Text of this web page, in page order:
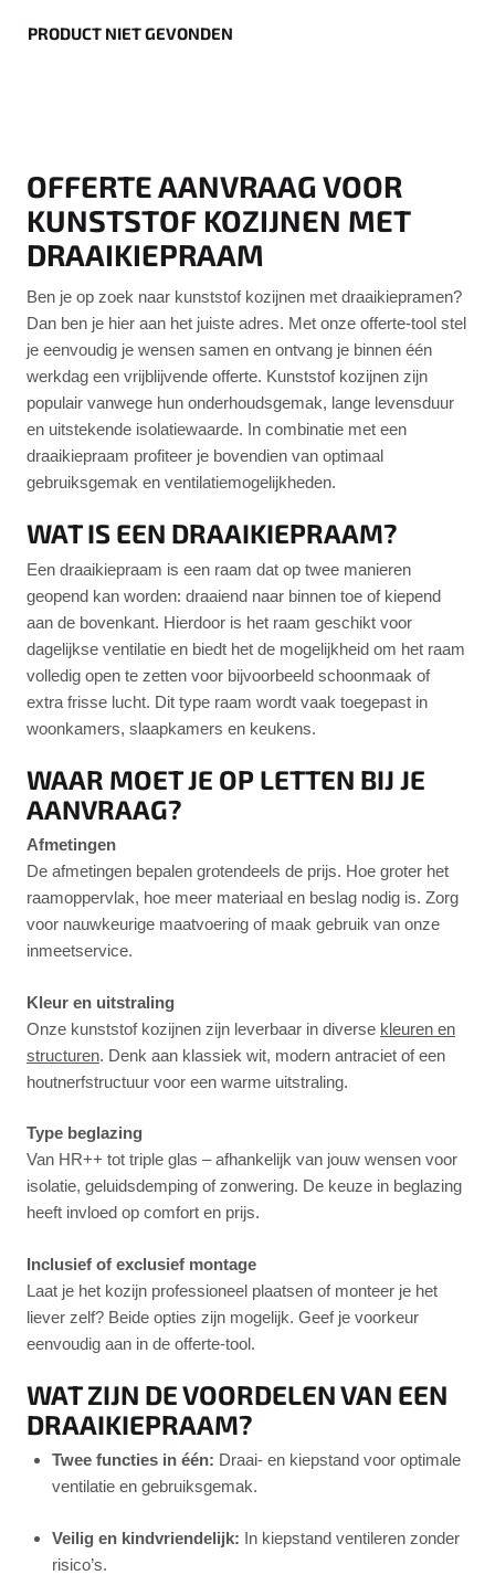
PRODUCT NIET GEVONDEN
OFFERTE AANVRAAG VOOR
KUNSTSTOF KOZIJNEN MET
DRAAIKIEPRAAM
Ben je op zoek naar kunststof kozijnen met draaikiepramen?
Dan ben je hier aan het juiste adres. Met onze offerte-tool stel
je eenvoudig je wensen samen en ontvang je binnen één
werkdag een vrijblijvende offerte. Kunststof kozijnen zijn
populair vanwege hun onderhoudsgemak, lange levensduur
en uitstekende isolatiewaarde. In combinatie met een
draaikiepraam profiteer je bovendien van optimaal
gebruiksgemak en ventilatiemogelijkheden.
WAT IS EEN DRAAIKIEPRAAM?
Een draaikiepraam is een raam dat op twee manieren
geopend kan worden: draaiend naar binnen toe of kiepend
aan de bovenkant. Hierdoor is het raam geschikt voor
dagelijkse ventilatie en biedt het de mogelijkheid om het raam
volledig open te zetten voor bijvoorbeeld schoonmaak of
extra frisse lucht. Dit type raam wordt vaak toegepast in
woonkamers, slaapkamers en keukens.
WAAR MOET JE OP LETTEN BIJ JE
AANVRAAG?
Afmetingen
De afmetingen bepalen grotendeels de prijs. Hoe groter het
raamoppervlak, hoe meer materiaal en beslag nodig is. Zorg
voor nauwkeurige maatvoering of maak gebruik van onze
inmeetservice.
Kleur en uitstraling
Onze kunststof kozijnen zijn leverbaar in diverse kleuren en
structuren. Denk aan klassiek wit, modern antraciet of een
houtnerfstructuur voor een warme uitstraling.
Type beglazing
Van HR++ tot triple glas – afhankelijk van jouw wensen voor
isolatie, geluidsdemping of zonwering. De keuze in beglazing
heeft invloed op comfort en prijs.
Inclusief of exclusief montage
Laat je het kozijn professioneel plaatsen of monteer je het
liever zelf? Beide opties zijn mogelijk. Geef je voorkeur
eenvoudig aan in de offerte-tool.
WAT ZIJN DE VOORDELEN VAN EEN
DRAAIKIEPRAAM?
Twee functies in één: Draai- en kiepstand voor optimale
ventilatie en gebruiksgemak.
Veilig en kindvriendelijk: In kiepstand ventileren zonder
risico’s.